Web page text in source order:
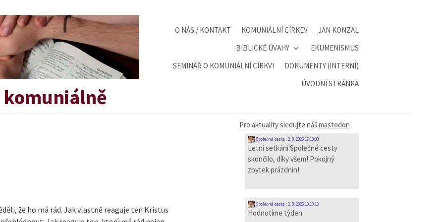
O NÁS / KONTAKT KOMUNIÁLNÍ CÍRKEV
JAN KONZAL
BIBLICKÉ ÚVAHY
EKUMENISMUS
SEMINÁŘ O KOMUNIÁLNÍ CÍRKVI
DOKUMENTY (INTERNÍ)
ÚVODNÍ STRÁNKA
že ho má rád. Jak vlastně reaguje ten Kristus
Pro aktuality sledujte nášmastodon
Společná cesta :2. 8. 2026 17:13:00
Letní setkání Společné cesty
skončilo, díky všem! Pokojný
zbytek prázdnin!
Společná cesta :2. 8. 2026 10:10:13
Hodnotíme týden